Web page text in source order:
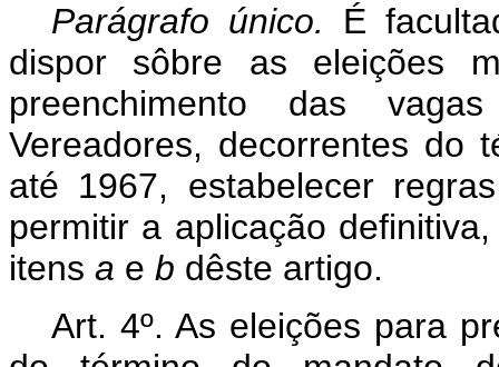
Parágrafo único. É
dispor sôbre as eleições
preenchimento das
Vereadores, decorrentes do
até 1967, estabelecer
permitir a aplicação
itens a e b dêste artigo.
Art. 4º. As eleições para